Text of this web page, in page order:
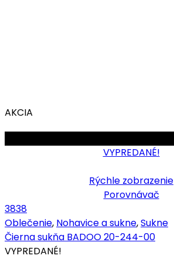
AKCIA
VYPREDANÉ!
Rýchle zobrazenie
Porovnávač
3838
Oblečenie, Nohavice a sukne,Sukne
Čierna sukňa BADOO 20-244-00
VYPREDANÉ!